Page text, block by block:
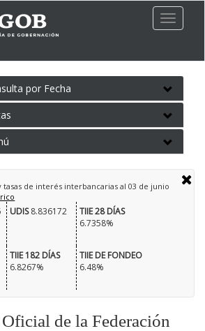
Toggle
por Fecha
de interés interbancarias al 03 de junio
UDIS8.836172
TIIE 28 DÍAS
6.7358%
TIIE 182 DÍAS
6.8267%
TIIE DE FONDEO
6.48%
de la Federación